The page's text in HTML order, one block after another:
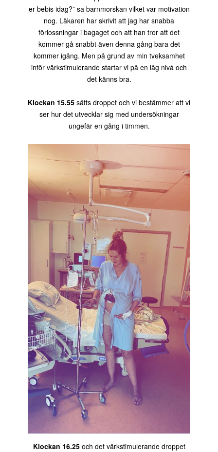
er bebis idag?” sa barnmorskan vilket var motivation
nog. Läkaren har skrivit att jag har snabba
förlossningar i bagaget och att han tror att det
kommer gå snabbt även denna gång bara det
kommer igång. Men på grund av min tveksamhet
inför värkstimulerande startar vi på en låg nivå och
det känns bra.
Klockan 15.55 sätts droppet och vi bestämmer att vi
ser hur det utvecklar sig med undersökningar
ungefär en gång i timmen.
Klockan 16.25och det värkstimulerande droppet